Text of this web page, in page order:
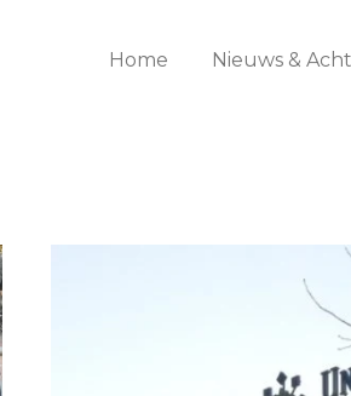
Home Nieuws &